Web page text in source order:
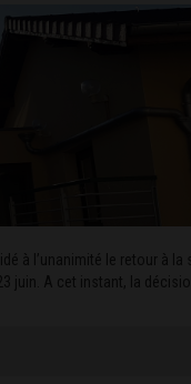
à l’unanimité le retour à la
juin. A cet instant, la